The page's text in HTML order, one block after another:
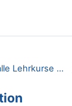
06 alle Lehrkurse nach Lehrenden